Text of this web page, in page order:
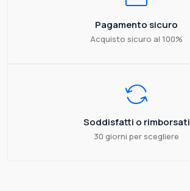
Pagamento sicuro
Acquisto sicuro al 100%
Soddisfatti o rimborsati
30 giorni per scegliere